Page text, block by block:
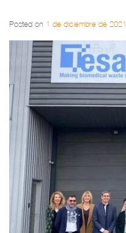
Posted on 1 de diciembre de 2021